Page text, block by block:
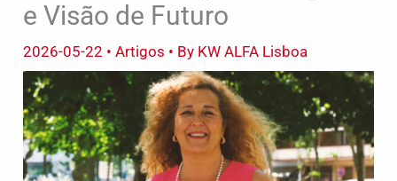
e Visão de Futuro
2026-05-22 •Artigos • By KW ALFA Lisboa